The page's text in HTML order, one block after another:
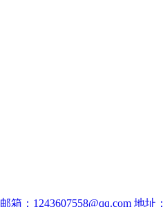
邮箱：1243607558@qq.com 地址